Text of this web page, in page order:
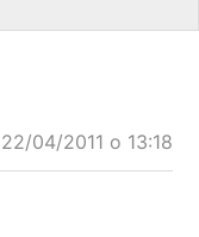
22/04/2011 o 13:18